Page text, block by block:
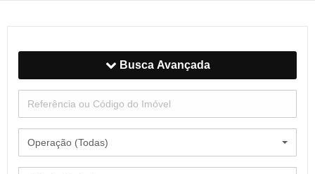
Busca Avançada
Operação (Todas)